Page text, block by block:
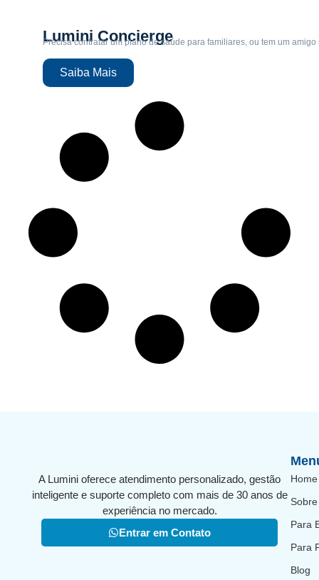
Lumini Concierge
Precisa contratar um plano de saúde para familiares, ou tem um
Saiba Mais
A Lumini oferece atendimento personalizado, gestão
inteligente e suporte completo com mais de 30 anos de
experiência no mercado.
Entrar em Contato
Home
Para
Para
Blog